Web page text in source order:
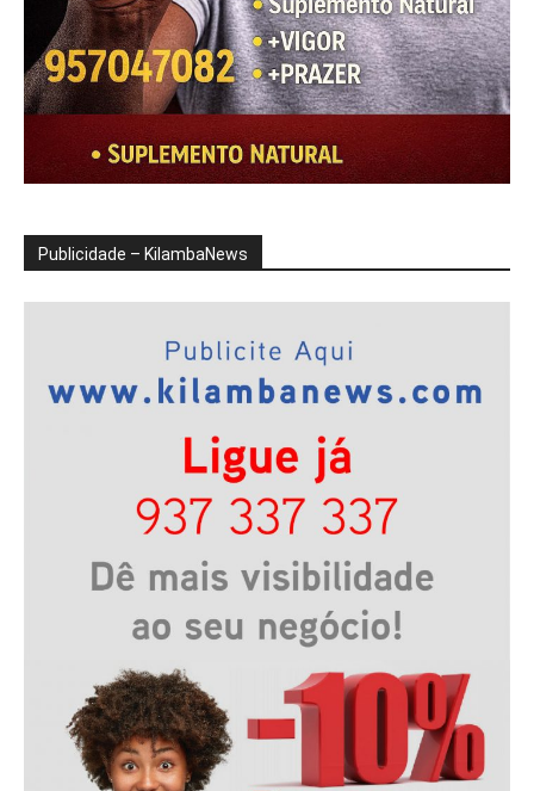
Publicidade – KilambaNews